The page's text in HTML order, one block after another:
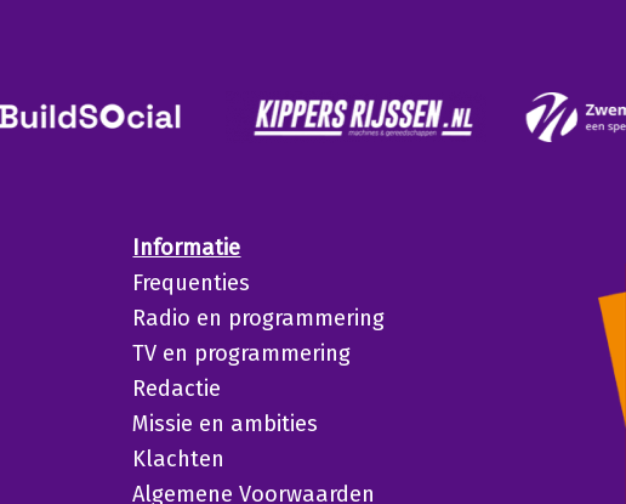
Informatie
Frequenties
Radio en programmering
TV en programmering
Redactie
Missie en ambities
Klachten
Algemene Voorwaarden